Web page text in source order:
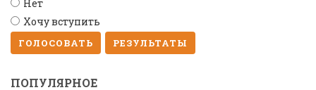
Нет
Хочу вступить
ГОЛОСОВАТЬ РЕЗУЛЬТАТЫ
ПОПУЛЯРНОЕ